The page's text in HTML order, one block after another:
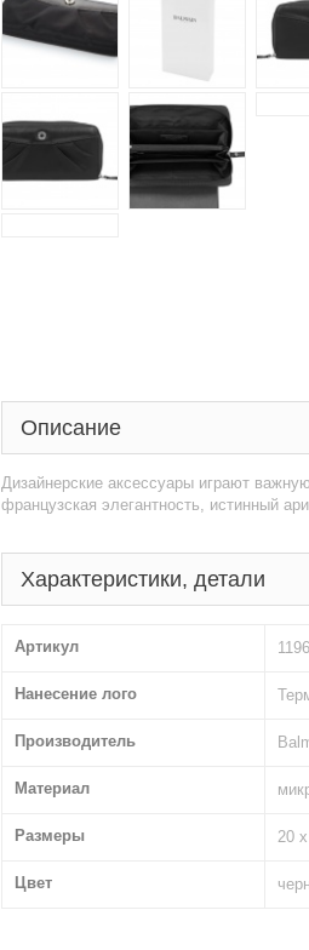
Описание
Дизайнерские аксессуары играют
французская элегантность, истинный
Характеристики, детали
Артикул
Нанесение лого
Производитель
Материал
Размеры 20
Цвет